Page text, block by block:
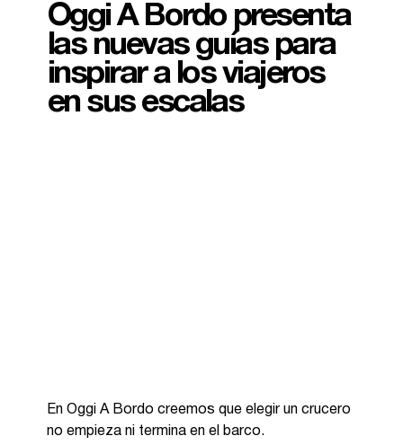
En Oggi A Bordo creemos que elegir un crucero
no empieza ni termina en el barco.
Oggi A Bordo presenta
las nuevas guías para
inspirar a los viajeros
en sus escalas